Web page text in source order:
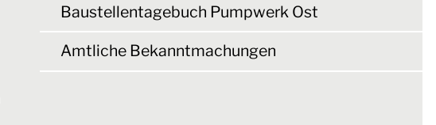
Baustellentagebuch Pumpwerk Ost
Amtliche Bekanntmachungen